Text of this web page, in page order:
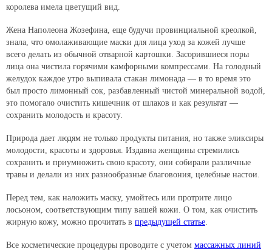
королева имела цветущий вид.
Жена Наполеона Жозефина, еще будучи провинциальной креолкой,
знала, что омолаживающие маски для лица уход за кожей лучше
всего делать из обычной отварной картошки. Засорившиеся поры
лица она чистила горячими камфорными компрессами. На голодный
желудок каждое утро выпивала стакан лимонада — в то время это
был просто лимонный сок, разбавленный чистой минеральной водой,
это помогало очистить кишечник от шлаков и как результат —
сохранить молодость и красоту.
Природа дает людям не только продукты питания, но также эликсиры
молодости, красоты и здоровья. Издавна женщины стремились
сохранить и приумножить свою красоту, они собирали различные
травы и делали из них разнообразные благовония, целебные настои.
Перед тем, как наложить маску, умойтесь или протрите лицо
лосьоном, соответствующим типу вашей кожи. О том, как очистить
жирную кожу, можно прочитать в предыдущей статье.
Все косметические процедуры проводите с учетом массажных линий